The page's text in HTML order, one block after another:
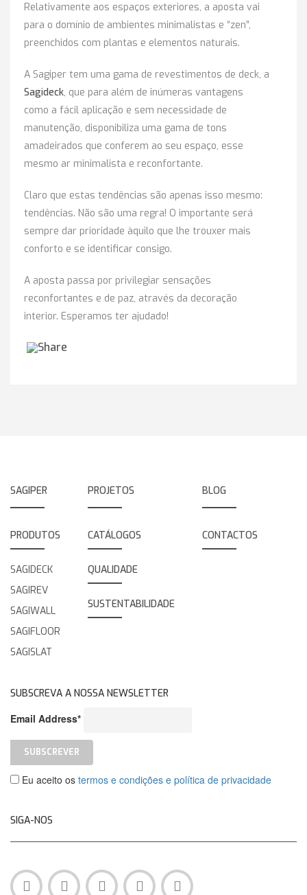
Relativamente aos espaços exteriores, a aposta vai
para o domínio de ambientes minimalistas e “zen”,
preenchidos com plantas e elementos naturais.
A Sagiper tem uma gama de revestimentos de deck, a
Sagideck, que para além de inúmeras vantagens
como a fácil aplicação e sem necessidade de
manutenção, disponibiliza uma gama de tons
amadeirados que conferem ao seu espaço, esse
mesmo ar minimalista e reconfortante.
Claro que estas tendências são apenas isso mesmo:
tendências. Não são uma regra! O importante será
sempre dar prioridade àquilo que lhe trouxer mais
conforto e se identificar consigo.
A aposta passa por privilegiar sensações
reconfortantes e de paz, através da decoração
interior. Esperamos ter ajudado!
SAGIPER
PRODUTOS
SAGIDECK
SAGIREV
SAGIWALL
SAGIFLOOR
SAGISLAT
PROJETOS
CATÁLOGOS
QUALIDADE
SUSTENTABILIDADE
BLOG
CONTACTOS
SUBSCREVA A NOSSA NEWSLETTER
Email Address*
Eu aceito os termos e condições e política de privacidade
SIGA-NOS